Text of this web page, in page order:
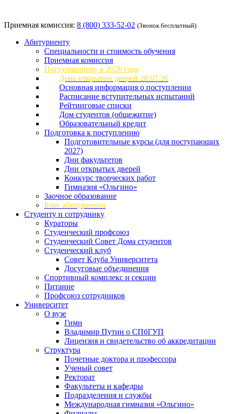
Приемная комиссия: 8 (800) 333-52-02 (Звонок бесплатный)
Абитуриенту
Специальности и стоимость обучения
Приемная комиссия
Поступающему в 2026 году
День открытых дверей 28.07.26
Основная информация о поступлении
Расписание вступительных испытаний
Рейтинговые списки
Дом студентов (общежитие)
Образовательный кредит
Подготовка к поступлению
Подготовительные курсы (для поступающих
2027)
Дни факультетов
Дни открытых дверей
Конкурс творческих работ
Гимназия «Ольгино»
Заочное образование
Блог абитуриента
Студенту и сотруднику
Кураторы
Студенческий профсоюз
Студенческий Совет Дома студентов
Студенческий клуб
Совет Клуба Университета
Досуговые объединения
Спортивный комплекс и секции
Питание
Профсоюз сотрудников
Университет
О вузе
Гимн
Владимир Путин о СПбГУП
Лицензия и свидетельство об аккредитации
Структура
Почетные доктора и профессора
Ученый совет
Ректорат
Факультеты и кафедры
Подразделения и службы
Международная гимназия «Ольгино»